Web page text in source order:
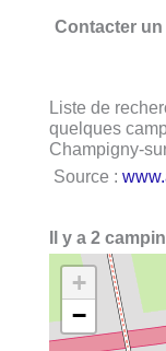
Contacter
Liste de
quelques
Champigny-
Source :
Il y a 2
+
−